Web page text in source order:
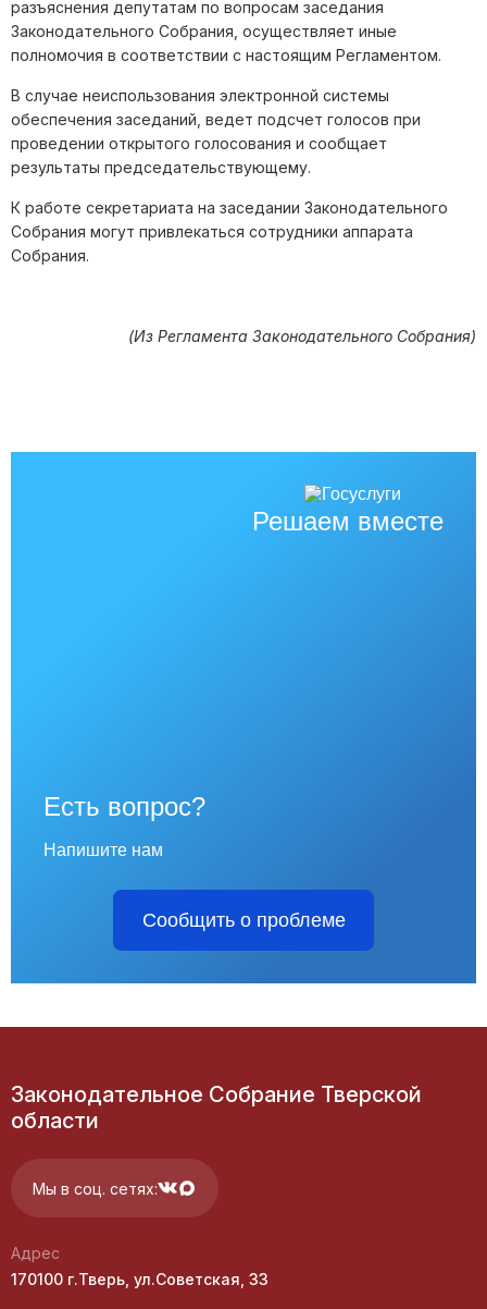
разъяснения депутатам по вопросам заседания
Законодательного Собрания, осуществляет иные
полномочия в соответствии с настоящим Регламентом.
В случае неиспользования электронной системы
обеспечения заседаний, ведет подсчет голосов при
проведении открытого голосования и сообщает
результаты председательствующему.
К работе секретариата на заседании Законодательного
Собрания могут привлекаться сотрудники аппарата
Собрания.
(Из Регламента Законодательного Собрания)
Решаем вместе
Есть вопрос?
Напишите нам
Сообщить о проблеме
Законодательное Собрание Тверской
области
Мы в соц. сетях:
Адрес
170100 г.Тверь, ул.Советская, 33